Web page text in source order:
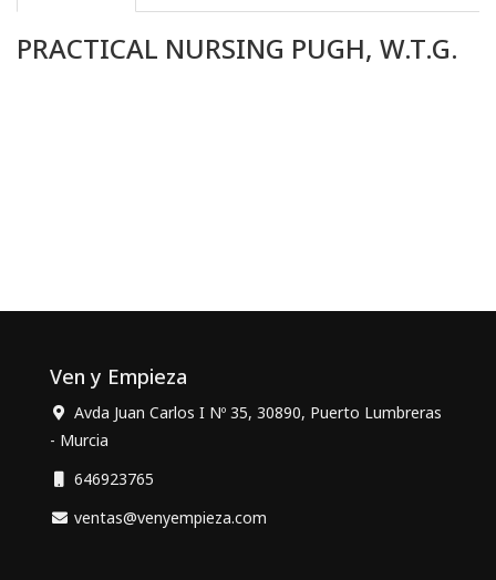
PRACTICAL NURSING PUGH, W.T.G.
Ven y Empieza
Avda Juan Carlos I Nº 35, 30890, Puerto Lumbreras
- Murcia
646923765
ventas@venyempieza.com